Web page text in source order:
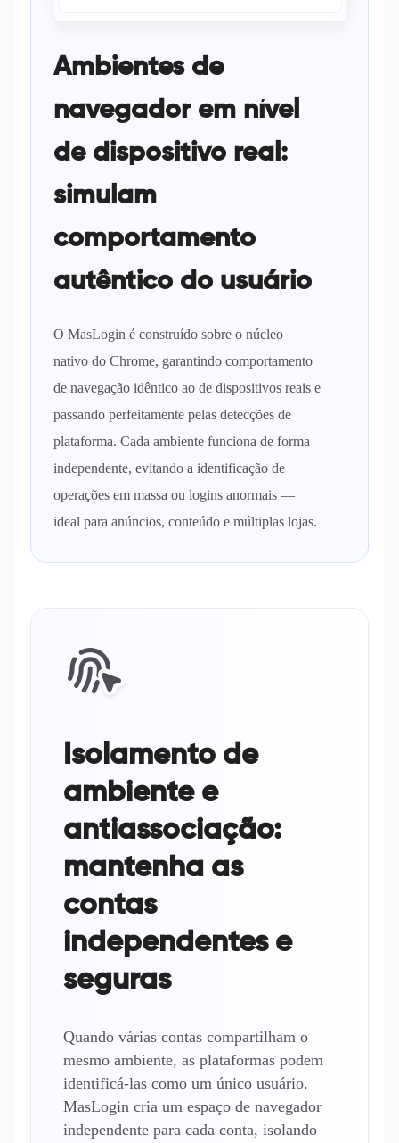
Ambientes de
navegador em nível
de dispositivo real:
simulam
comportamento
autêntico do usuário
O MasLogin é construído sobre o núcleo
nativo do Chrome, garantindo comportamento
de navegação idêntico ao de dispositivos reais e
passando perfeitamente pelas detecções de
plataforma. Cada ambiente funciona de forma
independente, evitando a identificação de
operações em massa ou logins anormais —
ideal para anúncios, conteúdo e múltiplas lojas.
Isolamento de
ambiente e
antiassociação:
mantenha as
contas
independentes e
seguras
Quando várias contas compartilham o
mesmo ambiente, as plataformas podem
identificá-las como um único usuário.
MasLogin cria um espaço de navegador
independente para cada conta, isolando